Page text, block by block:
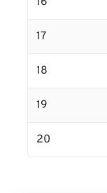
17
18
19
20